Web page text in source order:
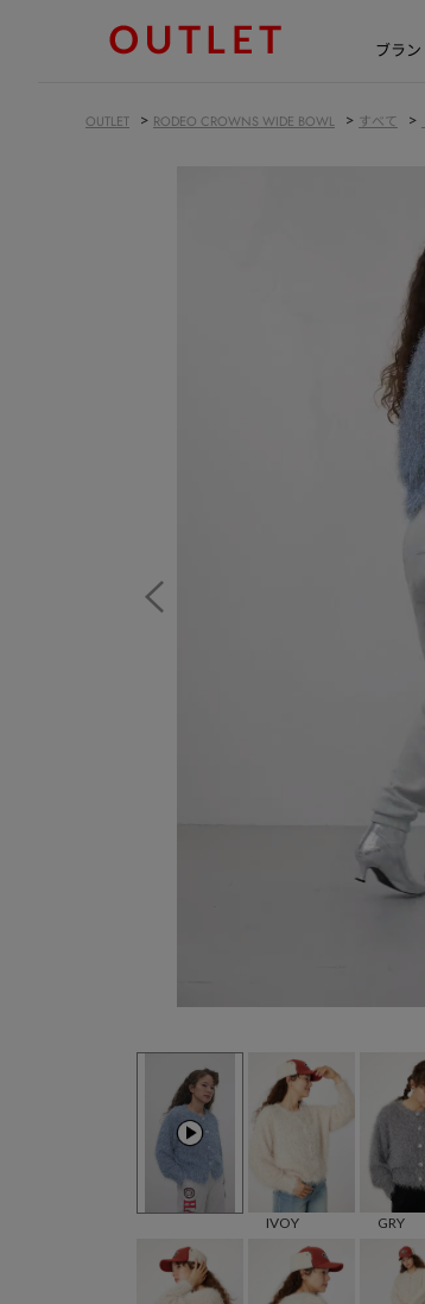
ブラン
OUTLET > RODEO CROWNS WIDE BOWL > すべて >
IVOY GRY